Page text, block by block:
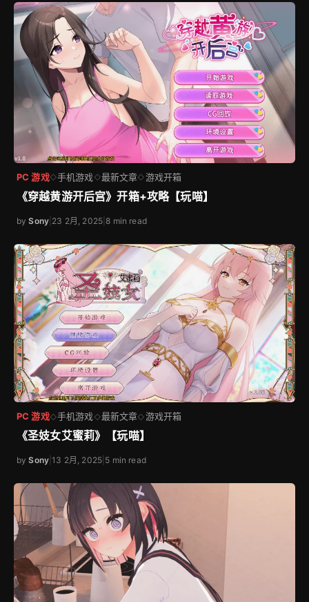
PC 游戏◇手机游戏 ◇最新文章◇游戏开箱
《穿越黄游开后宫》开箱+攻略【玩喵】
bySony 23 2月, 2025 8 min read
PC 游戏◇手机游戏 ◇最新文章◇游戏开箱
《圣妓女艾蜜莉》【玩喵】
bySony |13 2月, 2025 5 min read